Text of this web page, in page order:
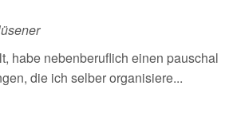
habe nebenberuflich einen pauschal
die ich selber organisiere...